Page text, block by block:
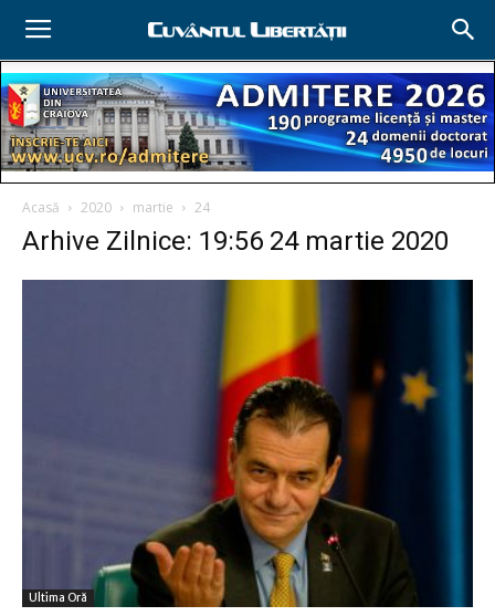
Acasă 2020 martie 24
Arhive Zilnice: 19:56 24 martie 2020
Ultima Oră